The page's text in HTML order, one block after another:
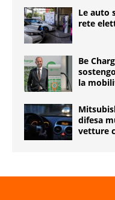
Le auto
rete
Be
la
difesa
vetture